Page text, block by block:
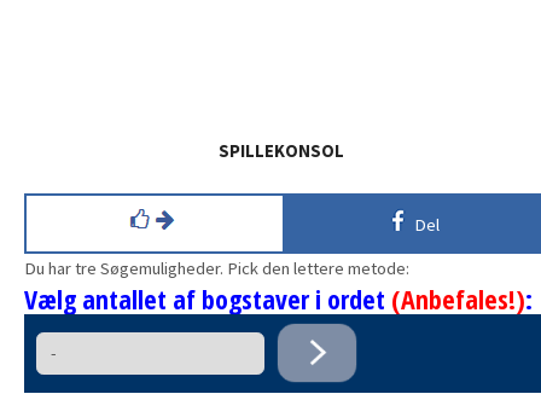
SPILLEKONSOL
Del
Du har tre Søgemuligheder. Pick den lettere metode:
Vælg antallet af bogstaver i ordet (Anbefales!):